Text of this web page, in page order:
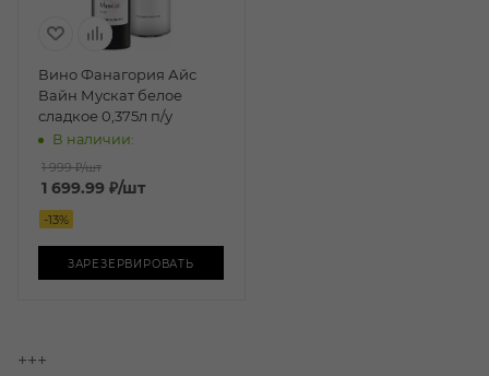
Вино Фанагория Айс
Вайн Мускат белое
сладкое 0,375л п/у
В наличии:
1 999 ₽/шт
1 699.99 ₽/шт
-13%
ЗАРЕЗЕРВИРОВАТЬ
+++